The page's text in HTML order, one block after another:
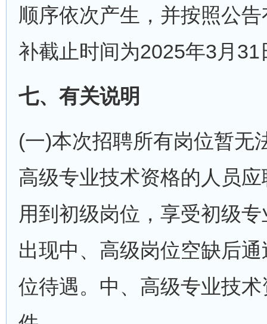
顺序依次产生，并按照公
补截止时间为2025年3月31
七、有关说明
(一)本次招聘所有岗位暂无
高级专业技术资格的人员
用到初级岗位，享受初级
出现中、高级岗位空缺后
位待遇。中、高级专业技